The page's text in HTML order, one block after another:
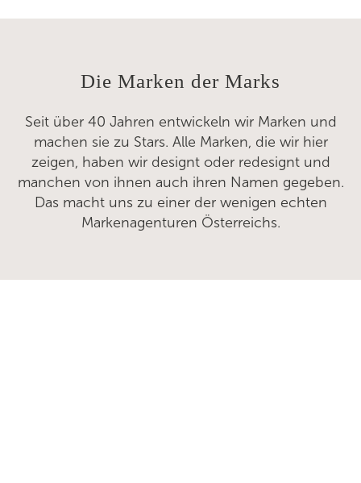
Die Marken der Marks
Seit über 40 Jahren entwickeln wir Marken und
machen sie zu Stars. Alle Marken, die wir hier
zeigen, haben wir designt oder redesignt und
manchen von ihnen auch ihren Namen gegeben.
Das macht uns zu einer der wenigen echten
Markenagenturen Österreichs.